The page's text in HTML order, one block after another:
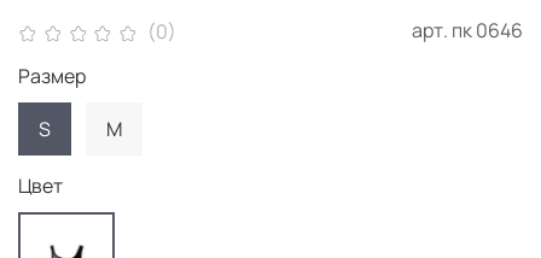
(0) арт. пк 0646
Размер
S
M
Цвет